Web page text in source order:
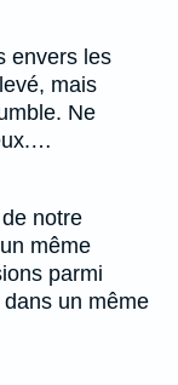
envers les
mais
Ne
notre
même
parmi
un même